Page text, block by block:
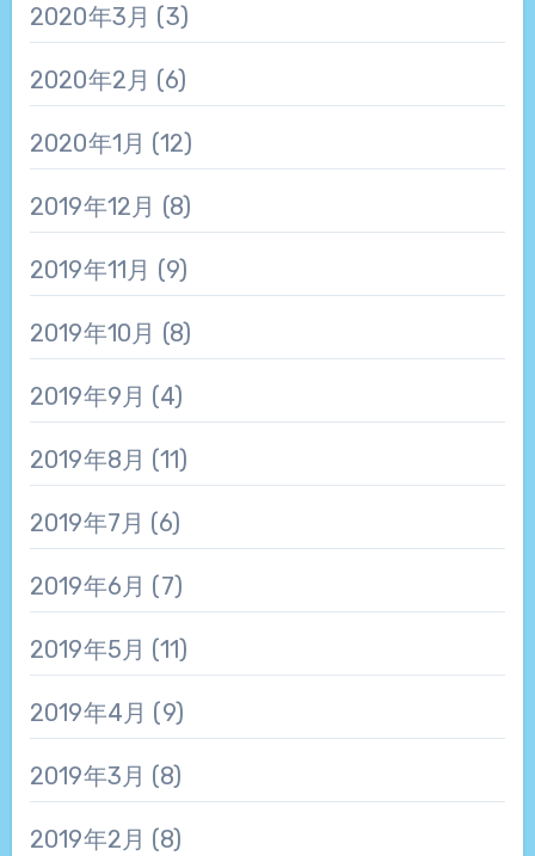
2020年3月 (3)
2020年2月 (6)
2020年1月 (12)
2019年12月 (8)
2019年11月 (9)
2019年10月 (8)
2019年9月 (4)
2019年8月 (11)
2019年7月 (6)
2019年6月 (7)
2019年5月 (11)
2019年4月 (9)
2019年3月 (8)
2019年2月 (8)